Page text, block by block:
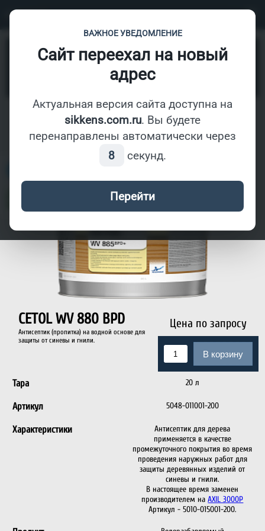
СОЛИД
Антисептики- CETOL WV 880 BPD
Найти
CETOL WV 880 BPD
Антисептик (пропитка) на водной основе для
защиты от синевы и гнили.
Цена по запросу
В корзину
Тара 20 л
Артикул 5048-011001-200
Характеристики
Антисептик для дерева
применяется в качестве
промежуточного покрытия во время
проведения наружных работ для
защиты деревянных изделий от
синевы и гнили.
В настоящее время заменен
производителем наAXIL 3000P
Артикул - 5010-015001-200.
ВАЖНОЕ УВЕДОМЛЕНИЕ
Сайт переехал на новый
адрес
Актуальная версия сайта доступна на
sikkens.com.ru. Вы будете
перенаправлены автоматически через
8
секунд.
Перейти